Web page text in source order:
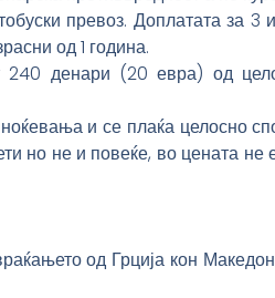
превоз. Доплатата за
од 1 година.
240 денари (20 евра) од
и се плаќа целосно
но не и повеќе, во цената не
од Грција кон